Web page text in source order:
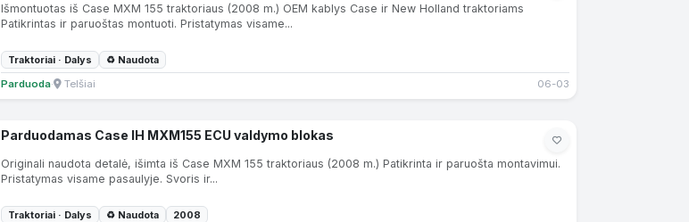
Išmontuotas iš Case MXM 155 traktoriaus (2008 m.) OEM kablys Case ir New Holland traktoriams
Patikrintas ir paruoštas montuoti. Pristatymas visame...
Traktoriai · Dalys
♻ Naudota
Parduoda· Telšiai 06-03
Parduodamas Case IH MXM155 ECU valdymo blokas
Originali naudota detalė, išimta iš Case MXM 155 traktoriaus (2008 m.) Patikrinta ir paruošta montavimui.
Pristatymas visame pasaulyje. Svoris ir...
Traktoriai · Dalys ♻ Naudota
2008